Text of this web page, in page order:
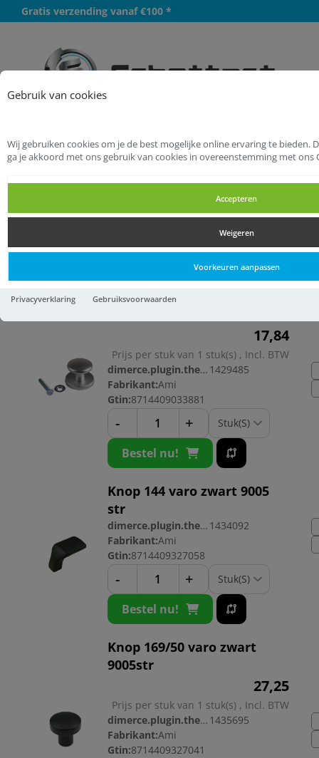
Gebruik van cookies
Wij gebruiken cookies om je de best mogelijke online ervaring te bieden.
ga je akkoord met ons gebruik van cookies in overeenstemming met ons
Accepteren
Weigeren
Voorkeuren aanpassen
Privacyverklaring Gebruiksvoorwaarden
Gratis verzending vanaf €100 *
Startpagina
Bouwbeslag
Deurbeslag
Deurknoppen
Deurknoppen
Deurknoppen
Ami Voordeurknop 160/60 f-
17,84
Prijs per stuk van 1 stuk(s) , Incl. BTW
dimerce.plugin.theme.productnr: 1429485
Fabrikant:Ami
Gtin:8714409033881
- +
Bestel nu!
Knop 144 varo zwart 9005
str
dimerce.plugin.theme.productnr: 1434092
Fabrikant:Ami
Gtin:8714409327058
- +
Bestel nu!
Knop 169/50 varo zwart
9005str
27,25
Prijs per stuk van 1 stuk(s) , Incl. BTW
dimerce.plugin.theme.productnr: 1435695
Fabrikant:Ami
Gtin:8714409327041